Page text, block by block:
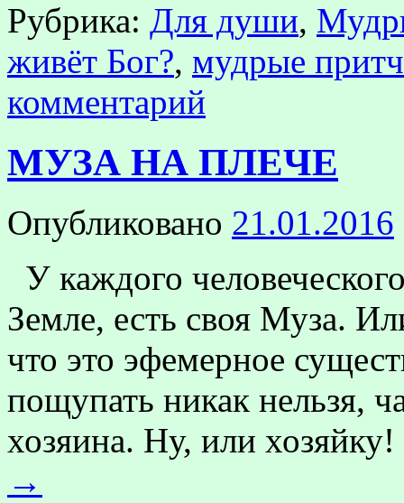
Рубрика: Для души,
живёт Бог?, мудрые
комментарий
МУЗА НА ПЛЕЧЕ
Опубликовано 21.01.2016
У каждого
Земле, есть своя Муза.
что это эфемерное
пощупать никак нельзя,
хозяина. Ну, или
→